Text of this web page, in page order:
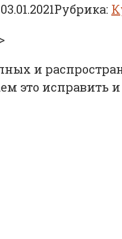
03.01.2021Рубрика:
и
это исправить